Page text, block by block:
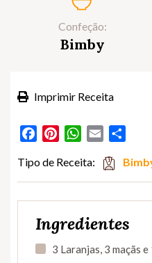
Confeção:
Bimby
Imprimir Receita
FacebookPinterestWhatsApp
Email
Tipo de Receita:
Ingredientes
3 Laranjas, 3 maçãs e